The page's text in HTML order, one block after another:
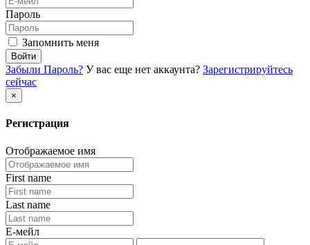
Пароль
Запомнить меня
Войти
Забыли Пароль? У вас еще нет аккаунта? Зарегистрируйтесь
сейчас
×
Регистрация
Отображаемое имя
First name
Last name
Е-мейл